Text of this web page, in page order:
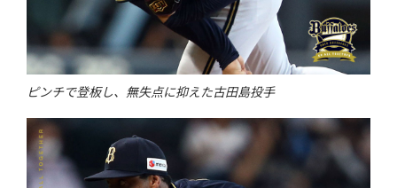
ピンチで登板し、無失点に抑えた古田島投手